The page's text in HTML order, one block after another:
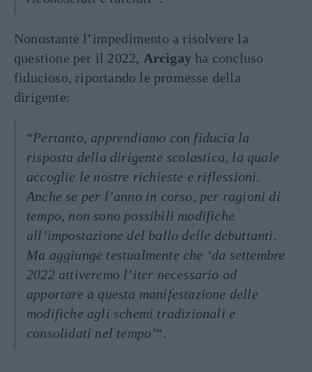
Nonostante l’impedimento a risolvere la
questione per il 2022, Arcigay ha concluso
fiducioso, riportando le promesse della
dirigente:
“Pertanto, apprendiamo con fiducia la
risposta della dirigente scolastica, la quale
accoglie le nostre richieste e riflessioni.
Anche se per l’anno in corso, per ragioni di
tempo, non sono possibili modifiche
all’impostazione del ballo delle debuttanti.
Ma aggiunge testualmente che ‘da settembre
2022 attiveremo l’iter necessario ad
apportare a questa manifestazione delle
modifiche agli schemi tradizionali e
consolidati nel tempo’“.